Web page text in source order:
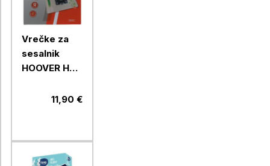
Vrečke za
sesalnik
HOOVER H85
11,90 €